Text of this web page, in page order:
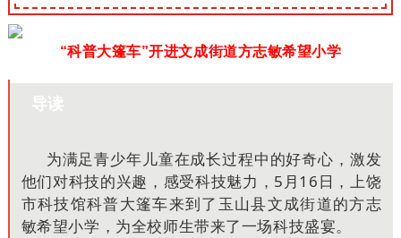
“科普大篷车”开进文成街道方志敏希望小学
导读
为满足青少年儿童在成长过程中的好奇心，激发
他们对科技的兴趣， 感受科技魅力，5月16日，上饶
市科技馆科普大篷车来到了玉山县文成街道的方志
敏希望小学，为全校师生带来了一场科技盛宴。